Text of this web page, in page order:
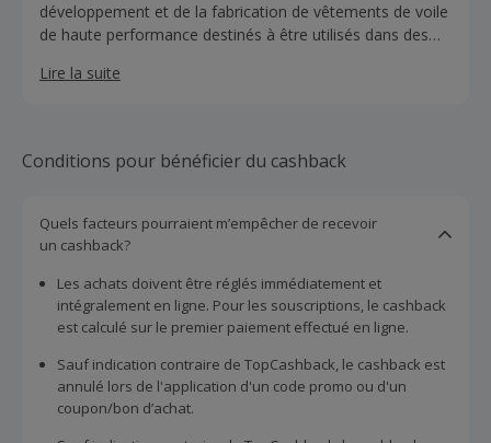
développement et de la fabrication de vêtements de voile
de haute performance destinés à être utilisés dans des
Lire la suite
Conditions pour bénéficier du cashback
Quels facteurs pourraient m’empêcher de recevoir
un cashback?
Les achats doivent être réglés immédiatement et
intégralement en ligne. Pour les souscriptions, le cashback
est calculé sur le premier paiement effectué en ligne.
Sauf indication contraire de TopCashback, le cashback est
annulé lors de l'application d'un code promo ou d'un
coupon/bon d’achat.